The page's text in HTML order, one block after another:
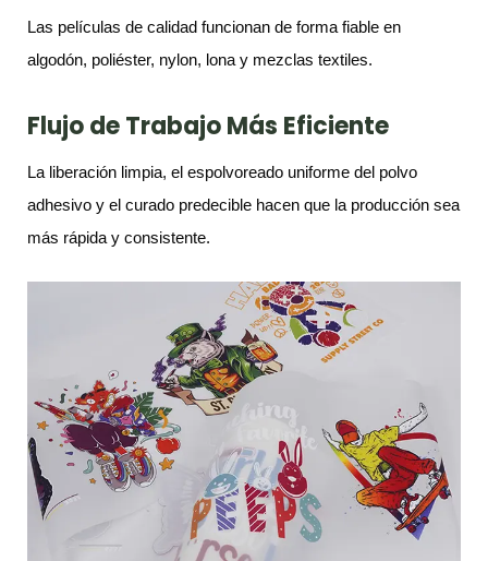
Las películas de calidad funcionan de forma fiable en
algodón, poliéster, nylon, lona y mezclas textiles.
Flujo de Trabajo Más Eficiente
La liberación limpia, el espolvoreado uniforme del polvo
adhesivo y el curado predecible hacen que la producción sea
más rápida y consistente.